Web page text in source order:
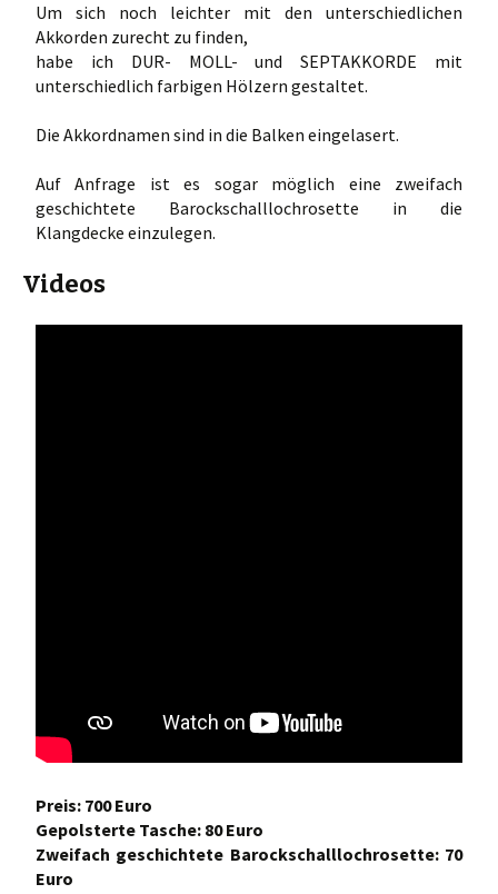
Um sich noch leichter mit den unterschiedlichen
Akkorden zurecht zu finden,
habe ich DUR- MOLL- und SEPTAKKORDE mit
unterschiedlich farbigen Hölzern gestaltet.
Die Akkordnamen sind in die Balken eingelasert.
Auf Anfrage ist es sogar möglich eine zweifach
geschichtete Barockschalllochrosette in die
Klangdecke einzulegen.
Videos
Preis: 700 Euro
Gepolsterte Tasche: 80 Euro
Zweifach geschichtete Barockschalllochrosette: 70
Euro